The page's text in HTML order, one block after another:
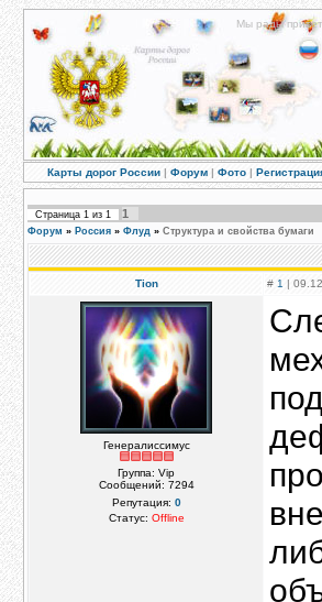
Мы рады
Карты дорог России | Форум | Фото |
Страница 1 из 1 1
Форум » Россия » Флуд » Структура и свойства бумаги
Tion # 1 |
Генералиссимус
Группа: Vip
Сообщений: 7294
Репутация: 0
Статус: Offline